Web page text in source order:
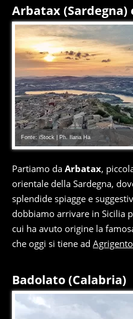
natura, le piace tenersi
intorno a lei.
Arbatax (Sardegna)
Fonte: iStock | Ph. Ilaria Ha
Partiamo da Arbatax,
orientale della Sardegna,
splendide spiagge e
dobbiamo arrivare in Sicilia
cui ha avuto origine la
che oggi si tiene ad Agrigento
Badolato (Calabria)